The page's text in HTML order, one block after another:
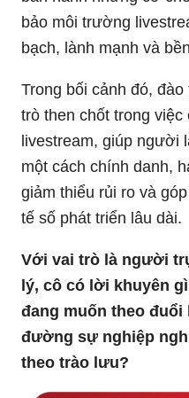
bảo môi trường
bạch, lành mạnh và
Trong bối cảnh đó,
trò then chốt trong việc
livestream, giúp người
một cách chính danh,
giảm thiểu rủi ro và
tế số phát triển lâu dài.
Với vai trò là người
lý, cô có lời khuyên
đang muốn theo
đường sự nghiệp
theo trào lưu?